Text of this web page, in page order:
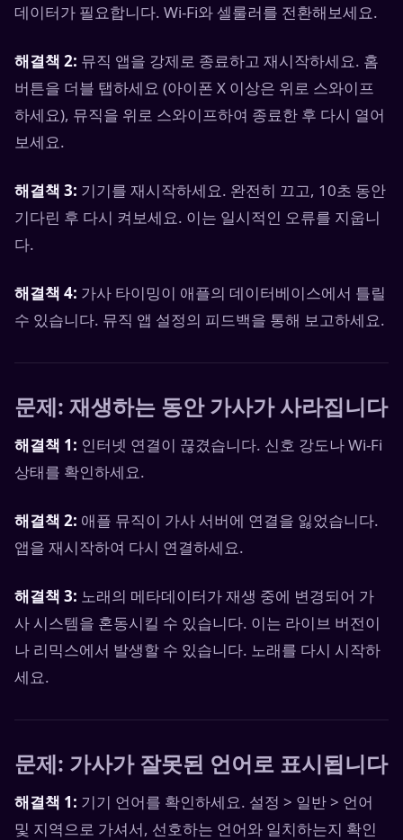
데이터가 필요합니다. Wi-Fi와 셀룰러를 전환해보세요.
해결책 2: 뮤직 앱을 강제로 종료하고 재시작하세요. 홈
버튼을 더블 탭하세요 (아이폰 X 이상은 위로 스와이프
하세요), 뮤직을 위로 스와이프하여 종료한 후 다시 열어
보세요.
해결책 3: 기기를 재시작하세요. 완전히 끄고, 10초 동안
기다린 후 다시 켜보세요. 이는 일시적인 오류를 지웁니
다.
해결책 4: 가사 타이밍이 애플의 데이터베이스에서 틀릴
수 있습니다. 뮤직 앱 설정의 피드백을 통해 보고하세요.
문제: 재생하는 동안 가사가 사라집니다
해결책 1: 인터넷 연결이 끊겼습니다. 신호 강도나 Wi-Fi
상태를 확인하세요.
해결책 2: 애플 뮤직이 가사 서버에 연결을 잃었습니다.
앱을 재시작하여 다시 연결하세요.
해결책 3: 노래의 메타데이터가 재생 중에 변경되어 가
사 시스템을 혼동시킬 수 있습니다. 이는 라이브 버전이
나 리믹스에서 발생할 수 있습니다. 노래를 다시 시작하
세요.
문제: 가사가 잘못된 언어로 표시됩니다
해결책 1: 기기 언어를 확인하세요. 설정 > 일반 > 언어
및 지역으로 가셔서, 선호하는 언어와 일치하는지 확인